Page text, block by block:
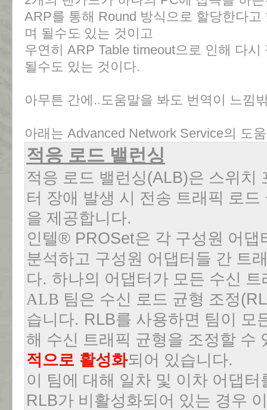
ARP를 통해 Round 방식으로 할당한다
며 될수도 있는 것이고
우연히 ARP Table timeout으로 인해 다
될수도 있는 것이다.
아무튼 간에..도움말을 봐도 번역이 느낌
아래는 Advanced Network Service의 도
적응 로드 밸런싱
적응 로드 밸런싱(ALB)은 스위치
터 장애 발생 시 전송 트래픽 로
을 제공합니다.
인텔® PROSet은 각 구성원 어댑
분석하고 구성원 어댑터들 간 트
다. 하나의 어댑터가 모든 수신
ALB 팀은 수신 로드 균형 조정
습니다. RLB를 사용하면 팀이 모
해 수신 트래픽 균형을 조정할 수
적으로 활성화되어 있습니다.
이 팀에 대해 일차 및 이차 어댑
RLB가 비활성화되어 있는 경우